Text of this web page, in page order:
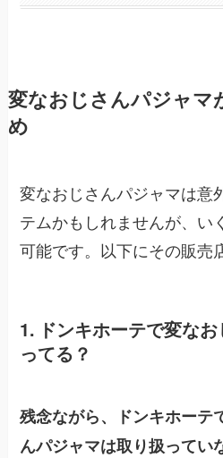
変なおじさんパジャマ
め
変なおじさんパジャマは意
テムかもしれませんが、い
可能です。以下にその販売
1. ドンキホーテで変な
ってる？
残念ながら、ドンキホーテ
んパジャマは取り扱ってい